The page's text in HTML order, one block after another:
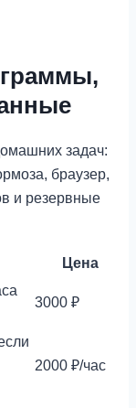
задач:
браузер,
и резервные
Цена
3000 ₽
2000 ₽/час